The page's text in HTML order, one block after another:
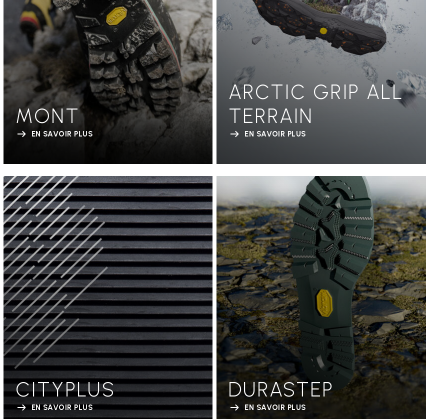
MONT
EN SAVOIR PLUS
ARCTIC GRIP ALL
TERRAIN
EN SAVOIR PLUS
CITYPLUS
EN SAVOIR PLUS
DURASTEP
EN SAVOIR PLUS